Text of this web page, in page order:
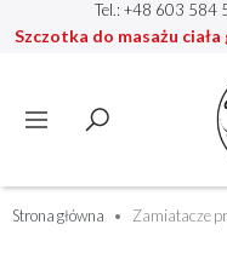
Tel.: +48 603 584
Szczotka do masażu
Strona główna Zamiatacze